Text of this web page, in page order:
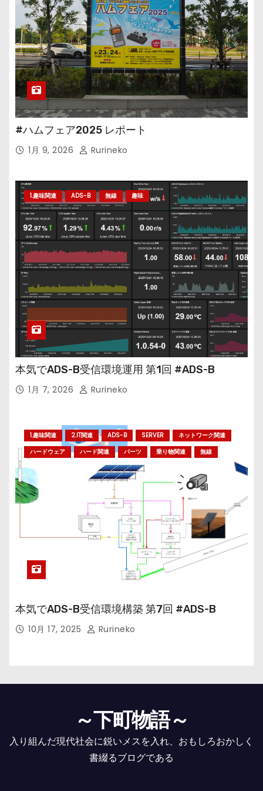
#ハムフェア2025 レポート
1月 9, 2026 Rurineko
1.趣味関連 ADS-B 無線 趣味
本気でADS-B受信環境運用 第1回 #ADS-B
1月 7, 2026 Rurineko
1.趣味関連 2.IT関連 ADS-B SERVER
ネットワーク関連
ハードウェア
ハード関連 パーツ 乗り物関連 無線
本気でADS-B受信環境構築 第7回 #ADS-B
10月 17, 2025 Rurineko
～下町物語～
入り組んだ現代社会に鋭いメスを入れ、おもしろおかしく
書綴るブログである